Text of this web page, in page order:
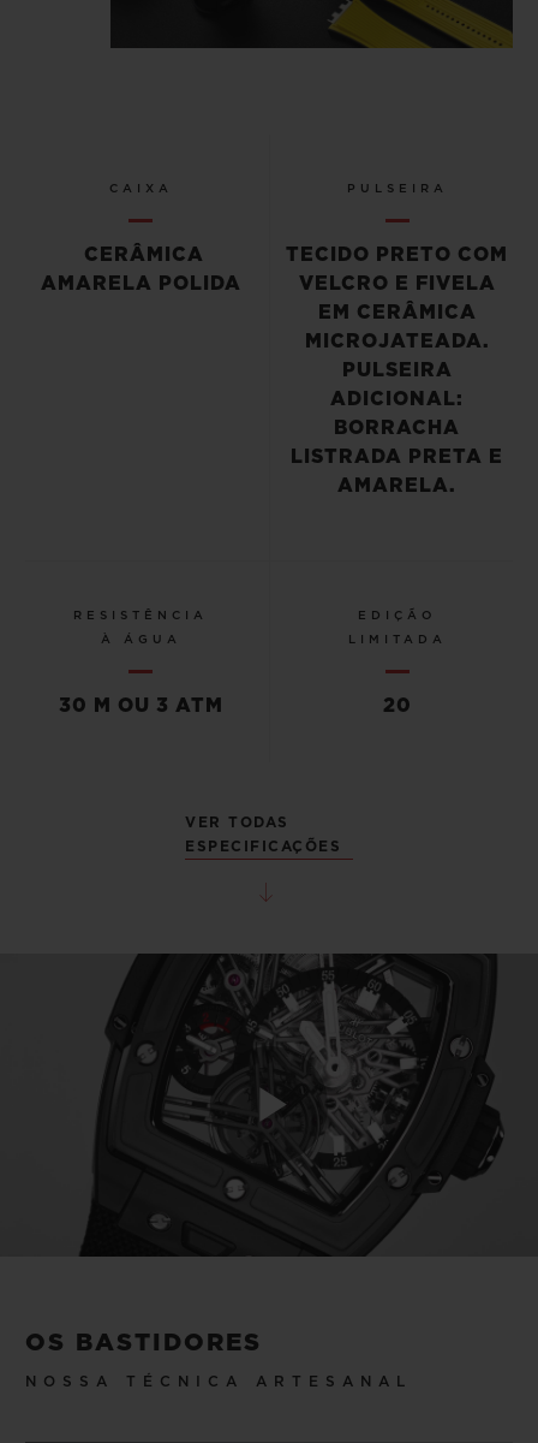
CAIXA
CERÂMICA
AMARELA POLIDA
PULSEIRA
TECIDO PRETO COM
VELCRO E FIVELA
EM CERÂMICA
MICROJATEADA.
PULSEIRA
ADICIONAL:
BORRACHA
LISTRADA PRETA E
AMARELA.
RESISTÊNCIA
À ÁGUA
30 M OU 3 ATM
EDIÇÃO
LIMITADA
20
VER TODAS
ESPECIFICAÇÕES
Play
OS BASTIDORES
NOSSA TÉCNICA ARTESANAL